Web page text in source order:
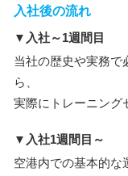
入社後の流れ
▼入社～1週間目
当社の歴史や実務で
ら、
実際にトレーニング
▼入社1週間目～
空港内での基本的な